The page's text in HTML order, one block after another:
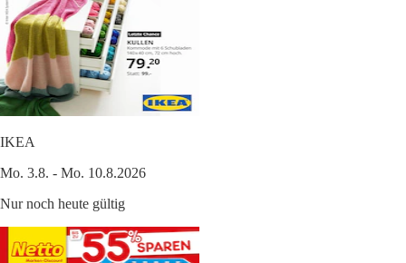
IKEA
Mo. 3.8. - Mo. 10.8.2026
Nur noch heute gültig